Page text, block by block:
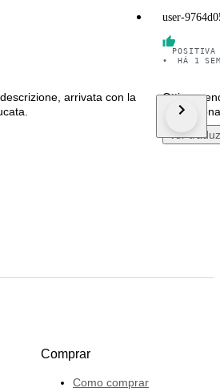
arrivata con la
user-
POSITIVA
•
HÁ 1
Ottimo
Ver
Comprar
Como comprar